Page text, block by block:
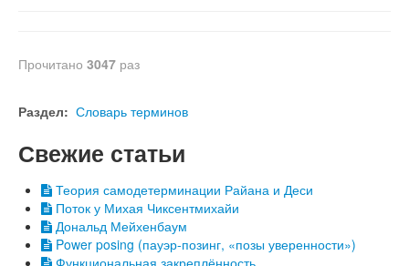
Прочитано 3047 раз
Раздел: Словарь терминов
Свежие статьи
Теория самодетерминации Райана и Деси
Поток у Михая Чиксентмихайи
Дональд Мейхенбаум
Power posing (пауэр-позинг, «позы уверенности»)
Функциональная закреплённость